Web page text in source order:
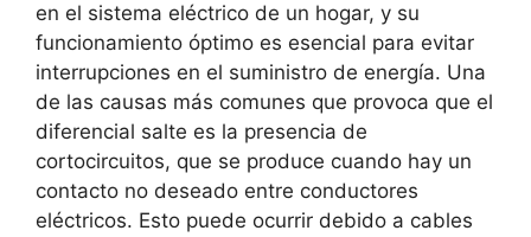
en el sistema eléctrico de un hogar, y su
funcionamiento óptimo es esencial para evitar
interrupciones en el suministro de energía. Una
de las causas más comunes que provoca que el
diferencial salte es la presencia de
cortocircuitos, que se produce cuando hay un
contacto no deseado entre conductores
eléctricos. Esto puede ocurrir debido a cables